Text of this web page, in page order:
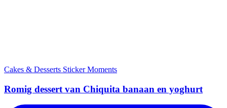
Cakes & Desserts Sticker Moments
Romig dessert van Chiquita banaan en yoghurt